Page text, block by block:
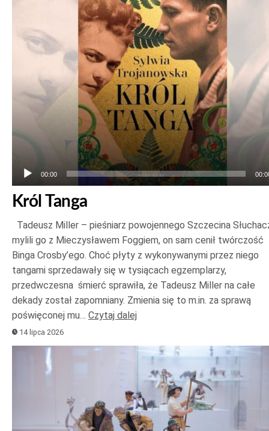
00:00
Król Tanga
Tadeusz Miller – pieśniarz powojennego Szczecina
mylili go z Mieczysławem Foggiem, on sam cenił twórczość
Binga Crosby’ego. Choć płyty z wykonywanymi przez niego
tangami sprzedawały się w tysiącach egzemplarzy,
przedwczesna śmierć sprawiła, że Tadeusz Miller na całe
dekady został zapomniany. Zmienia się to m.in. za sprawą
poświęconej mu… Czytaj dalej
14 lipca 2026
Odtwarzacz